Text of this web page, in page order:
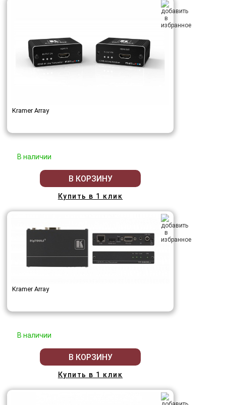
Kramer Array
В наличии
В КОРЗИНУ
Купить в 1 клик
Kramer Array
В наличии
В КОРЗИНУ
Купить в 1 клик